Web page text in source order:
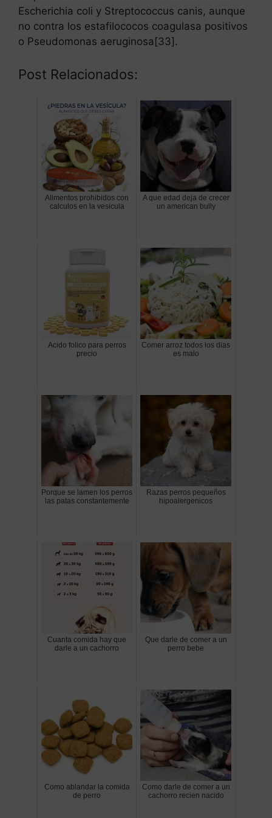
Escherichia coli y Streptococcus canis, aunque
no contra los estafilococos coagulasa positivos
o Pseudomonas aeruginosa[33].
Post Relacionados:
Alimentos prohibidos con
calculos en la vesicula
A que edad deja de crecer
un american bully
Acido folico para perros
precio
Comer arroz todos los dias
es malo
Porque se lamen los perros
las patas constantemente
Razas perros pequeños
hipoalergenicos
Cuanta comida hay que
darle a un cachorro
Que darle de comer a un
perro bebe
Como ablandar la comida
de perro
Como darle de comer a un
cachorro recien nacido